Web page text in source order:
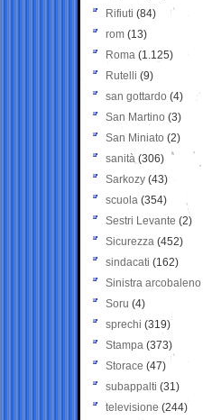
Rifiuti (84)
rom (13)
Roma (1.125)
Rutelli (9)
san gottardo (4)
San Martino (3)
San Miniato (2)
sanità (306)
Sarkozy (43)
scuola (354)
Sestri Levante (2)
Sicurezza (452)
sindacati (162)
Sinistra arcobaleno
Soru (4)
sprechi (319)
Stampa (373)
Storace (47)
subappalti (31)
televisione(244)